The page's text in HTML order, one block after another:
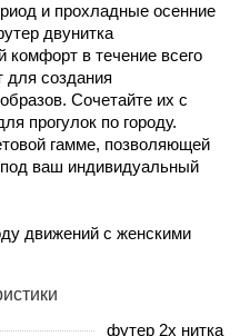
и прохладные осенние
двунитка
комфорт в течение всего
создания
Сочетайте их с
прогулок по городу.
гамме, позволяющей
ваш индивидуальный
движений с женскими
футер 2х нитка